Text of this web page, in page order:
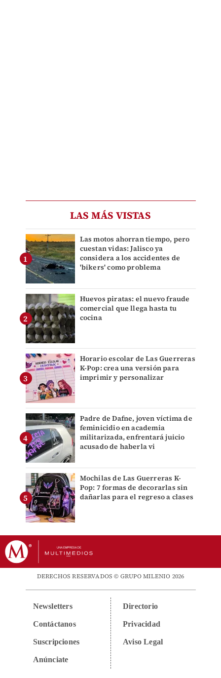
LAS MÁS VISTAS
Las motos ahorran tiempo, pero
cuestan vidas: Jalisco ya
considera a los accidentes de
'bikers' como problema
Huevos piratas: el nuevo fraude
comercial que llega hasta tu
cocina
Horario escolar de Las Guerreras
K-Pop: crea una versión para
imprimir y personalizar
Padre de Dafne, joven víctima de
feminicidio en academia
militarizada, enfrentará juicio
acusado de haberla vi
Mochilas de Las Guerreras K-
Pop: 7 formas de decorarlas sin
dañarlas para el regreso a clases
DERECHOS RESERVADOS © GRUPO MILENIO 2026
Newsletters
Contáctanos
Suscripciones
Anúnciate
Directorio
Privacidad
Aviso Legal